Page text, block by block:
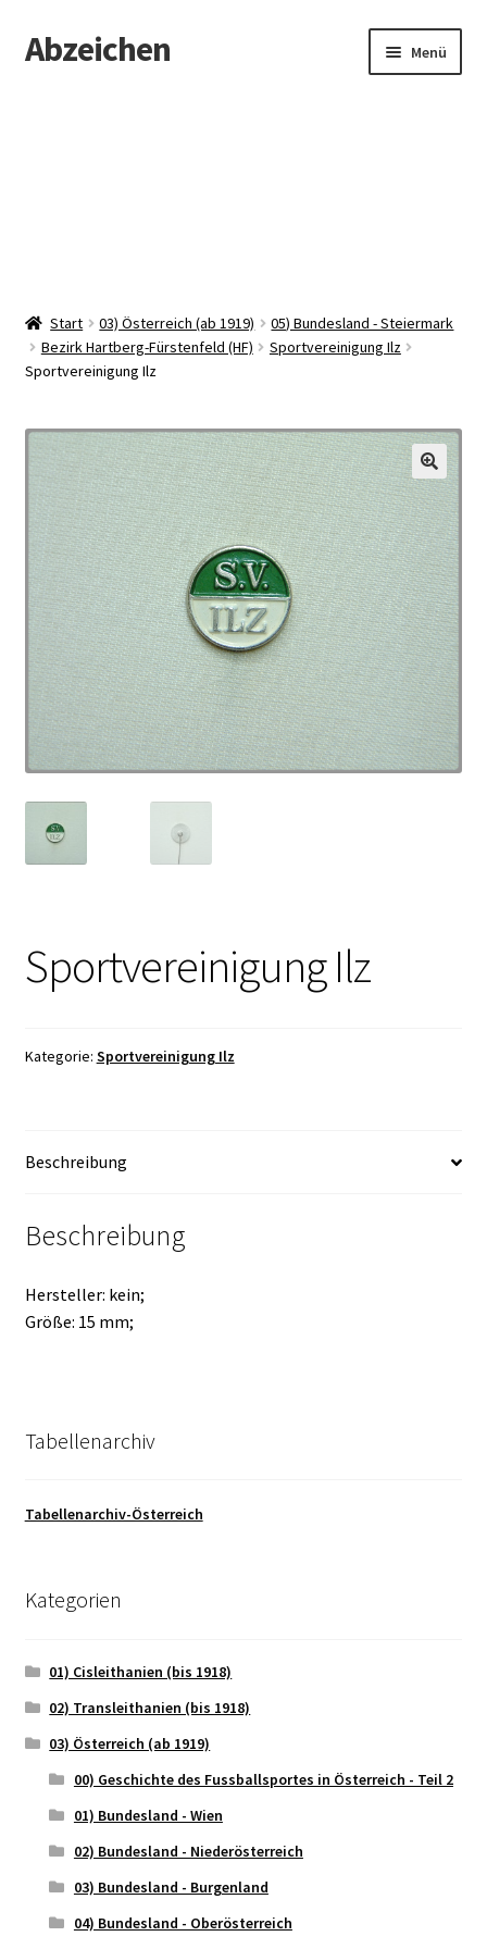
Zur
Navigation
Zum
Inhalt
Abzeichen Menü
Start 03) Österreich (ab 1919)
05) Bundesland - Steiermark
Bezirk Hartberg-Fürstenfeld (HF)
Sportvereinigung Ilz
Sportvereinigung Ilz
Sportvereinigung Ilz
Kategorie: Sportvereinigung Ilz
Beschreibung
Beschreibung
Hersteller: kein;
Größe: 15 mm;
Tabellenarchiv
Tabellenarchiv-Österreich
Kategorien
01) Cisleithanien (bis 1918)
02) Transleithanien (bis 1918)
03) Österreich (ab 1919)
00) Geschichte des Fussballsportes in Österreich - Teil 2
01) Bundesland - Wien
02) Bundesland - Niederösterreich
03) Bundesland - Burgenland
04) Bundesland - Oberösterreich